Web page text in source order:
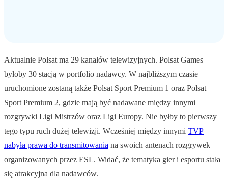
Aktualnie Polsat ma 29 kanałów telewizyjnych. Polsat Games
byłoby 30 stacją w portfolio nadawcy. W najbliższym czasie
uruchomione zostaną także Polsat Sport Premium 1 oraz Polsat
Sport Premium 2, gdzie mają być nadawane między innymi
rozgrywki Ligi Mistrzów oraz Ligi Europy. Nie byłby to pierwszy
tego typu ruch dużej telewizji. Wcześniej między innymi TVP
nabyła prawa do transmitowania na swoich antenach rozgrywek
organizowanych przez ESL. Widać, że tematyka gier i esportu stała
się atrakcyjna dla nadawców.